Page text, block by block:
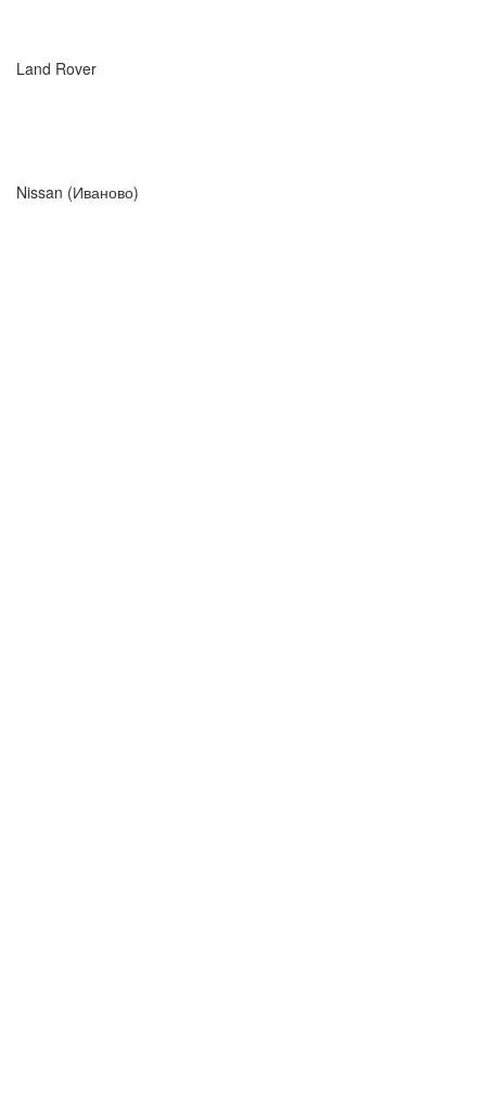
Land Rover
Nissan (Иваново)